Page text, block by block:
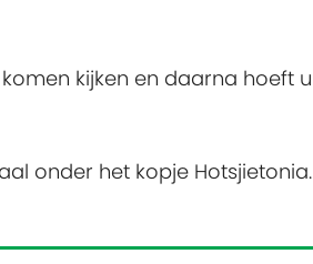
kijken en daarna hoeft u
onder het kopje Hotsjietonia.